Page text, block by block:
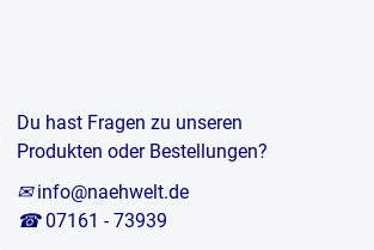
Du hast Fragen zu unseren
Produkten oder Bestellungen?
✉ info@naehwelt.de
☎ 07161 - 73939